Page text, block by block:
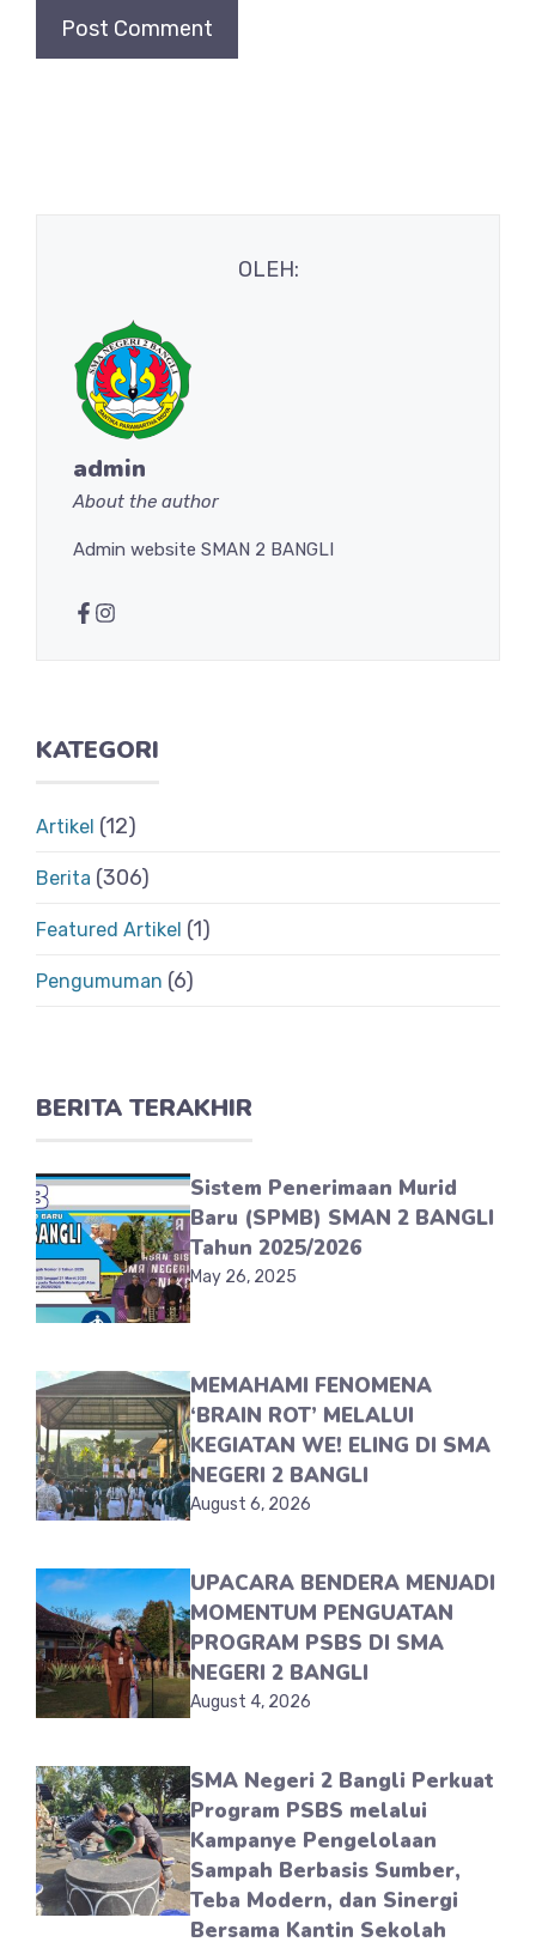
OLEH:
admin
About the author
Admin website SMAN 2 BANGLI
KATEGORI
Artikel (12)
Berita (306)
Featured Artikel (1)
Pengumuman (6)
BERITA TERAKHIR
Sistem Penerimaan Murid
Baru (SPMB) SMAN 2 BANGLI
Tahun 2025/2026
May 26, 2025
MEMAHAMI FENOMENA
‘BRAIN ROT’ MELALUI
KEGIATAN WE! ELING DI SMA
NEGERI 2 BANGLI
August 6, 2026
UPACARA BENDERA MENJADI
MOMENTUM PENGUATAN
PROGRAM PSBS DI SMA
NEGERI 2 BANGLI
August 4, 2026
SMA Negeri 2 Bangli Perkuat
Program PSBS melalui
Kampanye Pengelolaan
Sampah Berbasis Sumber,
Teba Modern, dan Sinergi
Bersama Kantin Sekolah